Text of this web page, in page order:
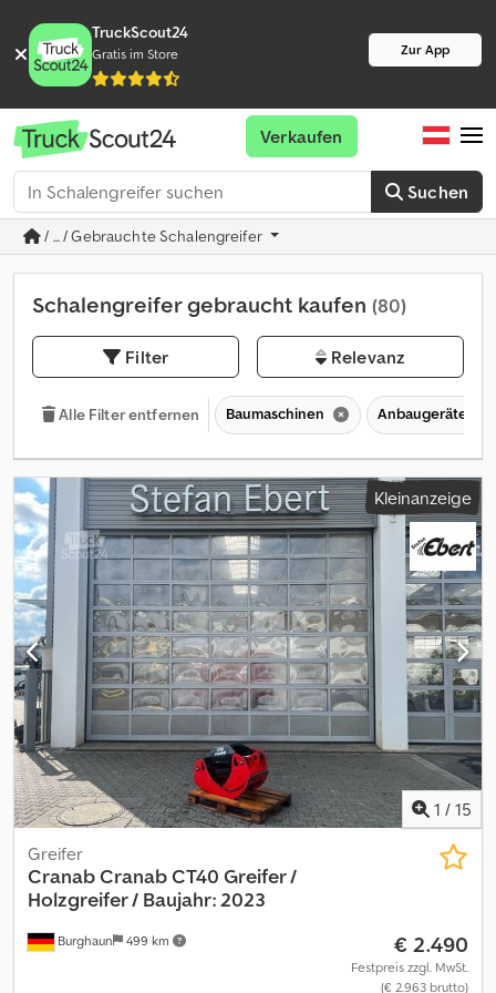
TruckScout24
Gratis im Store Zur App
Suchen
Verkaufen
/ ... / Gebrauchte Schalengreifer
Schalengreifer gebraucht kaufen (80)
Filter Relevanz
Alle Filter entfernen Baumaschinen Anbaugeräte für
Kleinanzeige
1 / 15
Burghaun 499 km
Greifer
CranabCranab CT40 Greifer /
Holzgreifer / Baujahr: 2023
€ 2.490
Festpreis zzgl. MwSt.
(€ 2.963 brutto)